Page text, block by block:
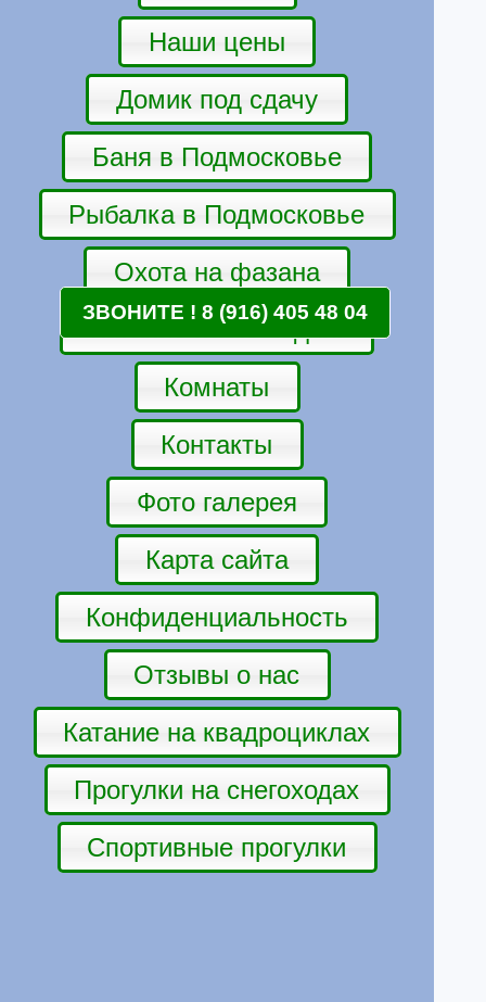
Наши цены
Домик под сдачу
Баня в Подмосковье
Рыбалка в Подмосковье
Охота на фазана
Катание на лошадях.
Комнаты
Контакты
Фото галерея
Карта сайта
Конфиденциальность
Отзывы о нас
Катание на квадроциклах
Прогулки на снегоходах
Спортивные прогулки
ЗВОНИТЕ ! 8 (916) 405 48 04